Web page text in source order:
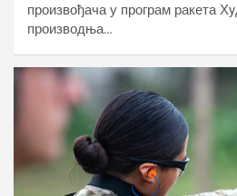
произвођача у програм ракета
производња…